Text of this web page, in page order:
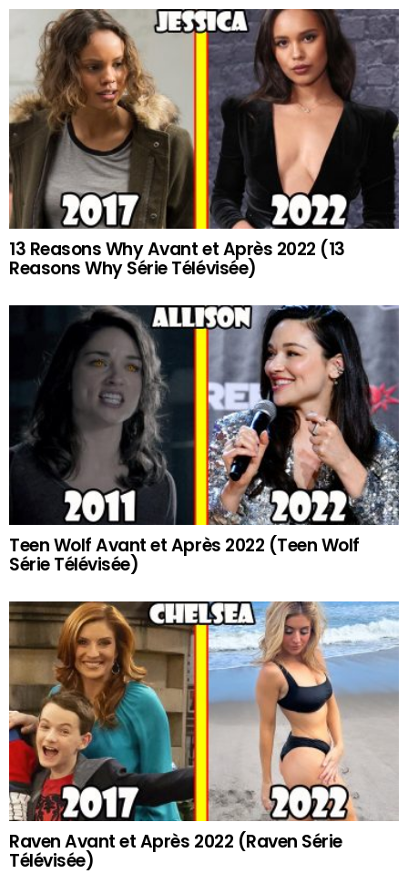
13 Reasons Why Avant et Après 2022 (13
Reasons Why Série Télévisée)
Teen Wolf Avant et Après 2022 (Teen Wolf
Série Télévisée)
Raven Avant et Après 2022 (Raven Série
Télévisée)